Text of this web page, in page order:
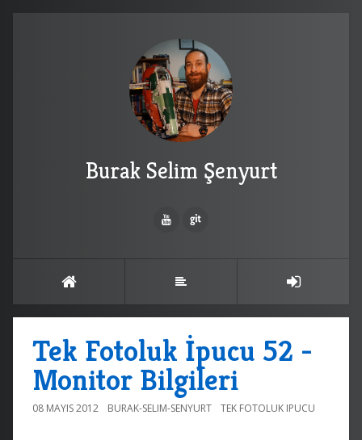
Burak Selim Şenyurt
Tek Fotoluk İpucu 52 -
Monitor Bilgileri
08 MAYIS 2012 BURAK-SELIM-SENYURT TEK FOTOLUK IPUCU